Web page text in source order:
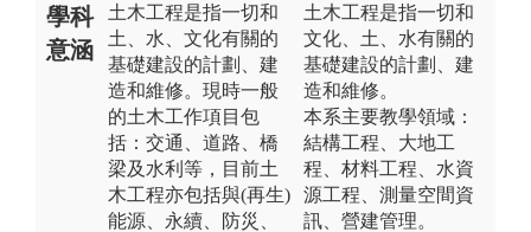
學科
意涵
土木工程是指一切和
土、水、文化有關的
基礎建設的計劃、建
造和維修。現時一般
的土木工作項目包
括：交通、道路、橋
梁及水利等，目前土
木工程亦包括與(再生)
能源、永續、防災、
土木工程是指一切和
文化、土、水有關的
基礎建設的計劃、建
造和維修。
本系主要教學領域：
結構工程、大地工
程、材料工程、水資
源工程、測量空間資
訊、營建管理。